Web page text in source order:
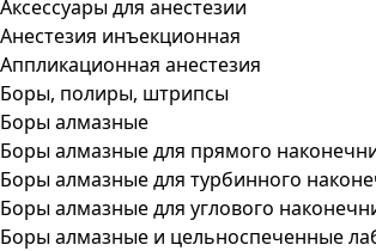
Аксессуары для анестезии
Анестезия инъекционная
Аппликационная анестезия
Боры, полиры, штрипсы
Боры алмазные
Боры алмазные для прямого
Боры алмазные для турбинного
Боры алмазные для углового
Боры алмазные и цельноспеченные